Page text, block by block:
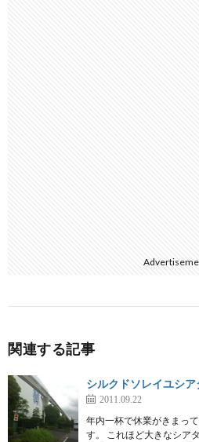
関連する記事
シルクドソレイユシア
2011.09.22
年内一杯で休業がきまっ
す。 これほど大きなシア